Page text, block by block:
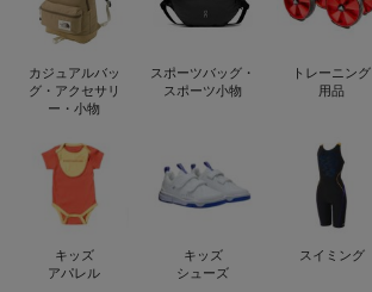
カジュアルバッ
グ・アクセサリ
ー・小物
スポーツバッグ・
スポーツ小物
トレーニング
用品
キッズ
アパレル
キッズ
シューズ
スイミング